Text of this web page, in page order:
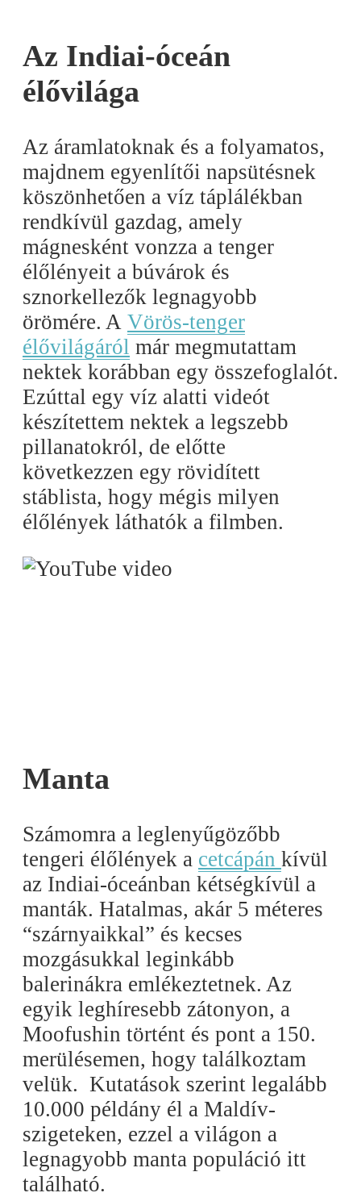
Az Indiai-óceán
élővilága
Az áramlatoknak és a folyamatos,
majdnem egyenlítői napsütésnek
köszönhetően a víz táplálékban
rendkívül gazdag, amely
mágnesként vonzza a tenger
élőlényeit a búvárok és
sznorkellezők legnagyobb
örömére. A Vörös-tenger
élővilágáról már megmutattam
nektek korábban egy összefoglalót.
Ezúttal egy víz alatti videót
készítettem nektek a legszebb
pillanatokról, de előtte
következzen egy rövidített
stáblista, hogy mégis milyen
élőlények láthatók a filmben.
Manta
Számomra a leglenyűgözőbb
tengeri élőlények a cetcápán kívül
az Indiai-óceánban kétségkívül a
manták. Hatalmas, akár 5 méteres
“szárnyaikkal” és kecses
mozgásukkal leginkább
balerinákra emlékeztetnek. Az
egyik leghíresebb zátonyon, a
Moofushin történt és pont a 150.
merülésemen, hogy találkoztam
velük. Kutatások szerint legalább
10.000 példány él a Maldív-
szigeteken, ezzel a világon a
legnagyobb manta populáció itt
található.